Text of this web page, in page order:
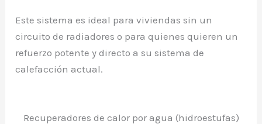
Este sistema es ideal para viviendas sin un
circuito de radiadores o para quienes quieren un
refuerzo potente y directo a su sistema de
calefacción actual.
Recuperadores de calor por agua (hidroestufas)